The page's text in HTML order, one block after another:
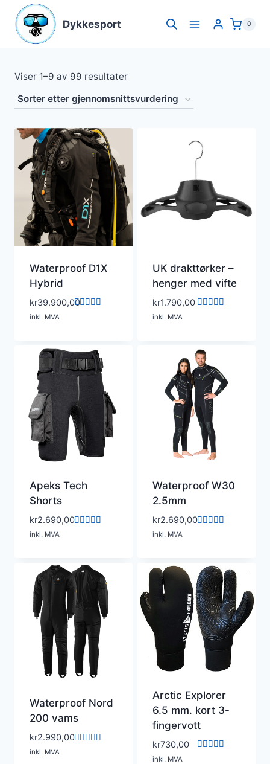
content
Dykkesport 0
Viser 1–9 av 99 resultaterSortert
etter
gjennomsnitlig
vurdering
Waterproof D1X
Hybrid
kr39.900,00
inkl. MVA
UK drakttørker –
henger med vifte
kr1.790,00
inkl. MVA
Apeks Tech
Shorts
kr2.690,00
inkl. MVA
Waterproof W30
2.5mm
kr2.690,00
inkl. MVA
Waterproof Nord
200 vams
kr2.990,00
inkl. MVA
Arctic Explorer
6.5 mm. kort 3-
fingervott
kr730,00
inkl. MVA